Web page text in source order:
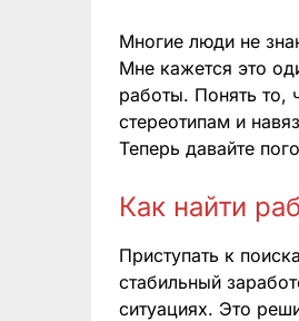
Многие люди не
Мне кажется это
работы. Понять то,
стереотипам и
Теперь давайте
Как найти
Приступать к
стабильный
ситуациях. Это